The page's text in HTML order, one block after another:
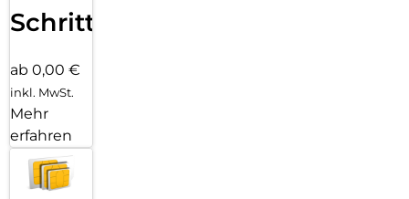
Schritten
ab 0,00 €
inkl. MwSt.
Mehr
erfahren